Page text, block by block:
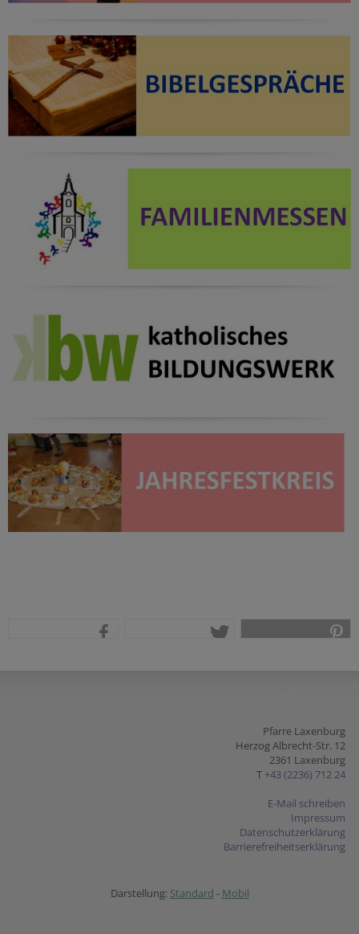
Pfarre Laxenburg
Herzog Albrecht-Str. 12
2361 Laxenburg
T +43 (2236) 712 24
E-Mail schreiben
Impressum
Datenschutzerklärung
Barrierefreiheitserklärung
Darstellung: Standard - Mobil